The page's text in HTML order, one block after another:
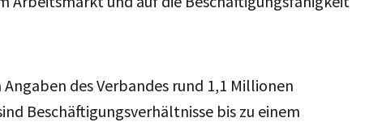
des Verbandes rund 1,1 Millionen
Beschäftigungsverhältnisse bis zu einem